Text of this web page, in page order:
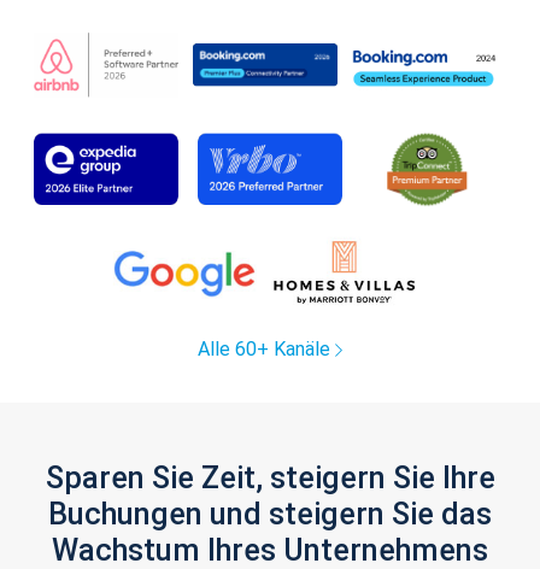
Alle 60+ Kanäle
Sparen Sie Zeit, steigern Sie Ihre
Buchungen und steigern Sie das
Wachstum Ihres Unternehmens